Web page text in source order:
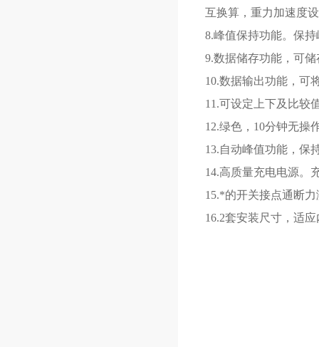
互换算，重力加速度
8.峰值保持功能。保
9.数据储存功能，可
10.数据输出功能，可
11.可设定上下及比较
12.绿色，10分钟无操
13.自动峰值功能，保
14.高质量充电电源。
15.*的开关接点通断
16.2套安装尺寸，适